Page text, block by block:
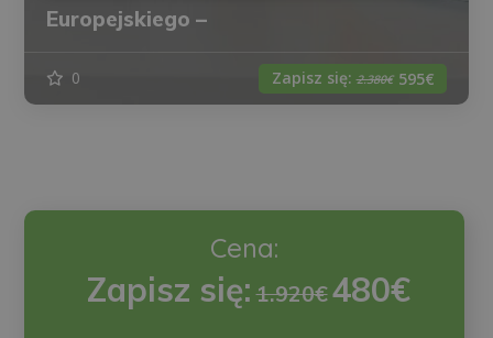
Europejskiego –
0 Zapisz się:2.380€ 595€
Cena:
Zapisz się:1.920€480€